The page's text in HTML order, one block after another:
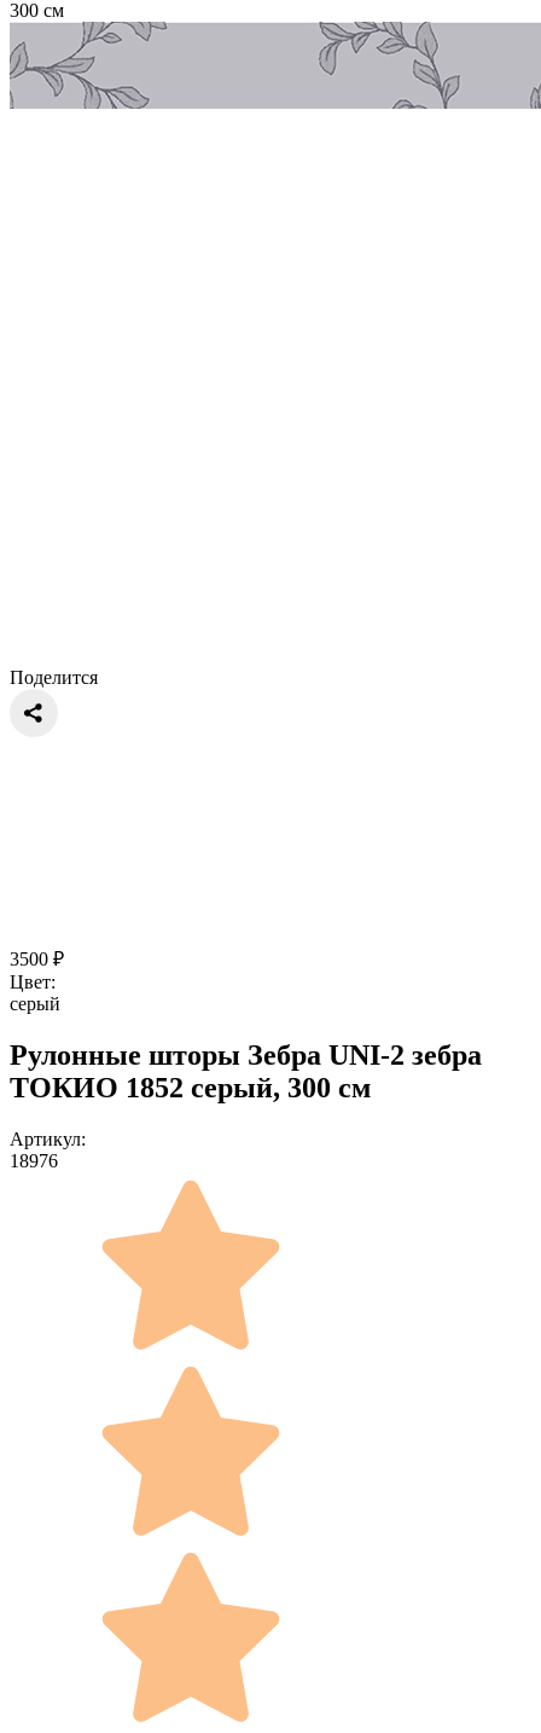
Поделится
3500 ₽
Цвет:
серый
Рулонные шторы Зебра UNI-2 зебра
ТОКИО 1852 серый, 300 см
Артикул:
18976